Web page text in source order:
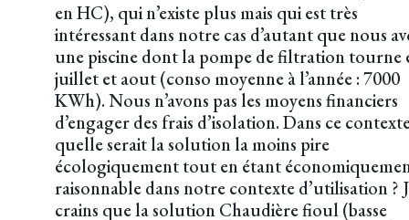
en HC), qui n’existe plus mais qui est très
intéressant dans notre cas d’autant que nous
une piscine dont la pompe de filtration tourne
juillet et aout (conso moyenne à l’année : 7000
KWh). Nous n’avons pas les moyens financiers
d’engager des frais d’isolation. Dans ce
quelle serait la solution la moins pire
écologiquement tout en étant
raisonnable dans notre contexte d’utilisation ?
crains que la solution Chaudière fioul (basse